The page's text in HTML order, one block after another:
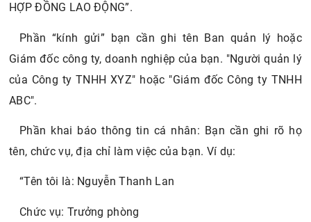
HỢP ĐỒNG LAO ĐỘNG”.
Phần “kính gửi” bạn cần ghi tên Ban quản lý hoặc
Giám đốc công ty, doanh nghiệp của bạn. "Người quản lý
của Công ty TNHH XYZ" hoặc "Giám đốc Công ty TNHH
ABC".
Phần khai báo thông tin cá nhân: Bạn cần ghi rõ họ
tên, chức vụ, địa chỉ làm việc của bạn. Ví dụ:
“Tên tôi là: Nguyễn Thanh Lan
Chức vụ: Trưởng phòng